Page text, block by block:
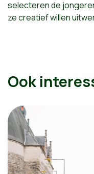
selecteren de
ze creatief willen
Ook